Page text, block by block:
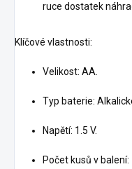
ruce dostatek
Klíčové vlastnosti:
Velikost: AA.
Typ baterie:
Napětí: 1.5 V.
Počet kusů v balení: